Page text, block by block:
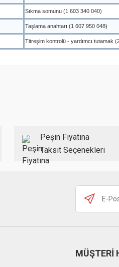
Sıkma somunu (1 603 340 040)
Taşlama anahtarı (1 607 950 048)
Titreşim kontrolü - yardımcı tutamak
Gönder
Peşin Fiyatına
Taksit Seçenekleri
MÜŞTERİ